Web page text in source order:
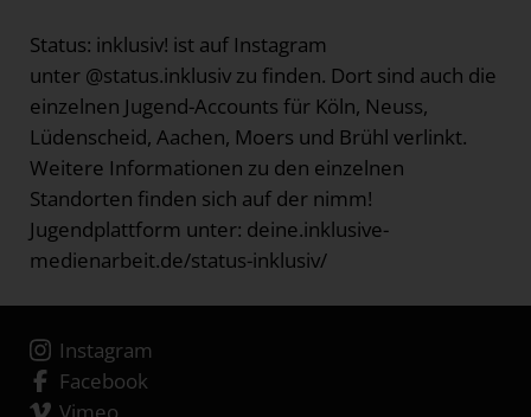
Status: inklusiv! ist auf Instagram
unter @status.inklusiv zu finden. Dort sind auch die
einzelnen Jugend-Accounts für Köln, Neuss,
Lüdenscheid, Aachen, Moers und Brühl verlinkt.
Weitere Informationen zu den einzelnen
Standorten finden sich auf der nimm!
Jugendplattform unter: deine.inklusive-
medienarbeit.de/status-inklusiv/
Instagram
Facebook